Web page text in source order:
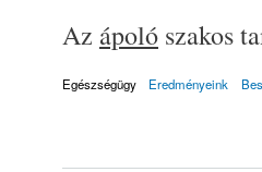
Az ápoló szakos
Egészségügy Eredményeink